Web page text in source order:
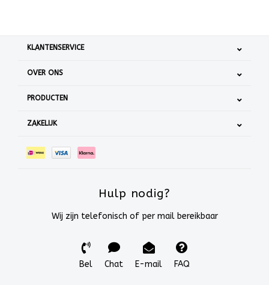
KLANTENSERVICE
OVER ONS
PRODUCTEN
ZAKELIJK
Hulp nodig?
Wij zijn telefonisch of per mail bereikbaar
Bel Chat E-mail FAQ